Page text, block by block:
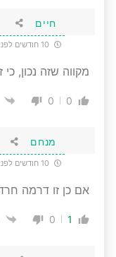
חיים
מקווה שזה נכון,
0
0
מנחם
אם כן זו דרמה
1
0